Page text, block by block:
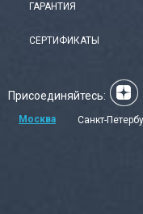
ГАРАНТИЯ
СЕРТИФИКАТЫ
Присоединяйтесь:
Москва Санкт-